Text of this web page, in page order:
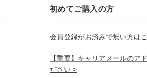
初めてご購入の方
会員登録がお済みで無い方は
【重要】キャリアメールのア
ださい >